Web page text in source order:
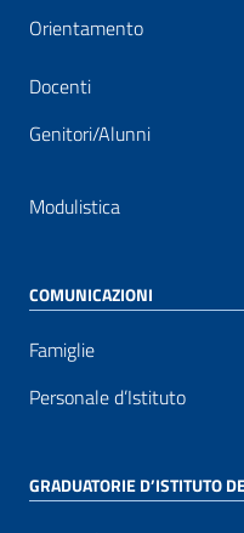
Orientamento
Docenti
Genitori/Alunni
Modulistica
COMUNICAZIONI
Famiglie
Personale d’Istituto
GRADUATORIE D’ISTITUTO